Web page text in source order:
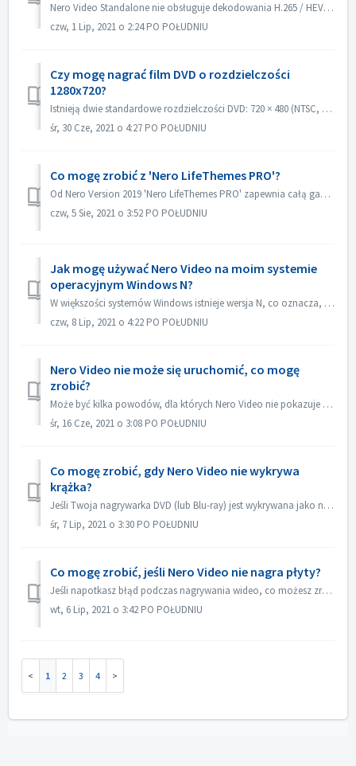
Nero Video Standalone nie obsługuje dekodowania H.265 / HEVC. Dekodowanie H.265 / HEVC jest dostępne tylko w Nero Platinum Suite.
czw, 1 Lip, 2021 o 2:24 PO POŁUDNIU
Czy mogę nagrać film DVD o rozdzielczości
1280x720?
Istnieją dwie standardowe rozdzielczości DVD: 720 × 480 (NTSC, całkowita 345,600 pikseli) i 720 × 576 (PAL całkowita 414,720 pikseli), obie dostępne w propo...
śr, 30 Cze, 2021 o 4:27 PO POŁUDNIU
Co mogę zrobić z 'Nero LifeThemes PRO'?
Od Nero Version 2019 'Nero LifeThemes PRO' zapewnia całą gamę wysokiej jakości projektów motywów filmowych, szablonów menu płyt i muzyki royalty fre...
czw, 5 Sie, 2021 o 3:52 PO POŁUDNIU
Jak mogę używać Nero Video na moim systemie
operacyjnym Windows N?
W większości systemów Windows istnieje wersja N, co oznacza, że system nie zawiera Windows Media Player. W tych systemach Windows N, w celu uruchomienia Ner...
czw, 8 Lip, 2021 o 4:22 PO POŁUDNIU
Nero Video nie może się uruchomić, co mogę
zrobić?
Może być kilka powodów, dla których Nero Video nie pokazuje swojego okna aplikacji. Jeśli Nero Video nie może się uruchomić, MediaHome nie może się uruchomi...
śr, 16 Cze, 2021 o 3:08 PO POŁUDNIU
Co mogę zrobić, gdy Nero Video nie wykrywa
krążka?
Jeśli Twoja nagrywarka DVD (lub Blu-ray) jest wykrywana jako nagrywarka CD, zapoznaj się z tym artykułem: https://nerosupport.freshdesk.com/en/support/solut...
śr, 7 Lip, 2021 o 3:30 PO POŁUDNIU
Co mogę zrobić, jeśli Nero Video nie nagra płyty?
Jeśli napotkasz błąd podczas nagrywania wideo, co możesz zrobić? Przejdź do C:\Users\[aktualny użytkownik]\AppData\Roaming\Nero\[aktualna wersja Nero]\Nero...
wt, 6 Lip, 2021 o 3:42 PO POŁUDNIU
1 2 3 4